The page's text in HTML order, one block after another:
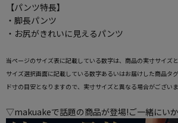
【パンツ特長】
・脚長パンツ
・お尻がきれいに見えるパンツ
当ページのサイズ表に記載している数字は、商品の実寸サイズと
サイズ選択画面に記載している数字あるいはお届けした商品タ
ド寸の目安となりますので、実寸サイズと異なる場合がございま
▽makuakeで話題の商品が登場!ご一緒にいか